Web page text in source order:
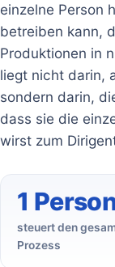
einzelne Person
betreiben kann,
Produktionen in
liegt nicht darin,
sondern darin,
dass sie die
wirst zum
1
steuert den
Prozess